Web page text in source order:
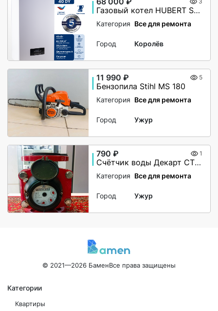
Газовый котел HUBERT Smart AGB 40DY настенный двухконтурный
Категория Все для ремонта
Город Королёв
11 990 ₽ 5
Бензопила Stihl MS 180
Категория Все для ремонта
Город Ужур
790 ₽ 1
Счётчик воды Декарт СТВУ-50
Категория Все для ремонта
Город Ужур
© 2021—2026 БаменВсе права защищены
Категории
Квартиры